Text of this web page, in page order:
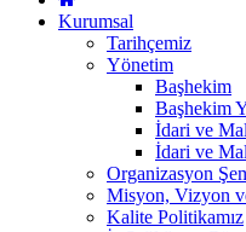
Kurumsal
Tarihçemiz
Yönetim
Başhekim
Başhekim
İdari ve
İdari ve
Organizasyon
Misyon, Vizyon
Kalite Politikamız